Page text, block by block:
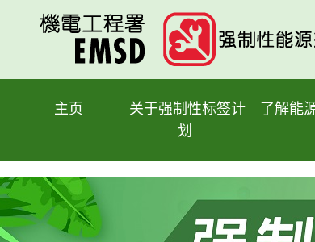
主页
关于强制性标签计
划
了解能